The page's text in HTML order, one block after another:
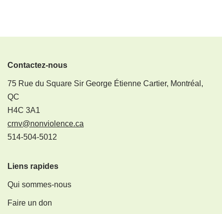
Contactez-nous
75 Rue du Square Sir George Étienne Cartier, Montréal,
QC
H4C 3A1
crnv@nonviolence.ca
514-504-5012
Liens rapides
Qui sommes-nous
Faire un don